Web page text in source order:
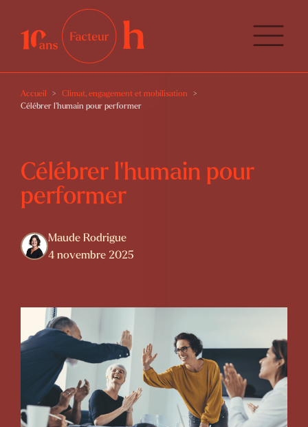
Accueil
Climat, engagement et mobilisation
Célébrer l’humain pour performer
Célébrer l’humain pour
performer
Maude Rodrigue
4 novembre 2025